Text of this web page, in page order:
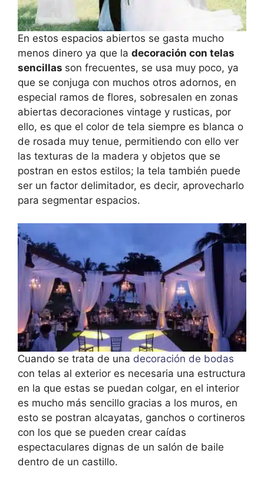
En estos espacios abiertos se gasta mucho
menos dinero ya que la decoración con telas
sencillas son frecuentes, se usa muy poco, ya
que se conjuga con muchos otros adornos, en
especial ramos de flores, sobresalen en zonas
abiertas decoraciones vintage y rusticas, por
ello, es que el color de tela siempre es blanca o
de rosada muy tenue, permitiendo con ello ver
las texturas de la madera y objetos que se
postran en estos estilos; la tela también puede
ser un factor delimitador, es decir, aprovecharlo
para segmentar espacios.
Cuando se trata de una decoración de bodas
con telas al exterior es necesaria una estructura
en la que estas se puedan colgar, en el interior
es mucho más sencillo gracias a los muros, en
esto se postran alcayatas, ganchos o cortineros
con los que se pueden crear caídas
espectaculares dignas de un salón de baile
dentro de un castillo.